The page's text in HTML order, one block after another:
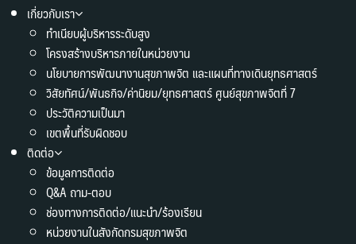
เกี่ยวกับเรา
ทำเนียบผู้บริหารระดับสูง
โครงสร้างบริหารภายในหน่วยงาน
นโยบายการพัฒนางานสุขภาพจิต และแผนที่ทางเดินยุทธศาสตร์
วิสัยทัศน์/พันธกิจ/ค่านิยม/ยุทธศาสตร์ ศูนย์สุขภาพจิตที่ 7
ประวัติความเป็นมา
เขตพื้นที่รับผิดชอบ
ติดต่อ
ข้อมูลการติดต่อ
Q&A ถาม-ตอบ
ช่องทางการติดต่อ/แนะนำ/ร้องเรียน
หน่วยงานในสังกัดกรมสุขภาพจิต